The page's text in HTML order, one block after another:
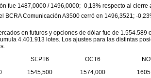
fue 1487,0000 / 1496,0000; -0,13% respecto al cierre
BCRA Comunicación A3500 cerró en 1496,3521; -
en futuros y opciones de dólar fue de 1.554.589
4.401.913 lotes. Los ajustes para las distintas
SEPT6 OCT6
1545,500 1574,000